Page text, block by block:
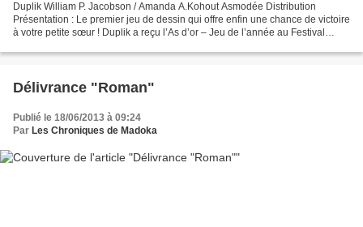
Duplik William P. Jacobson / Amanda A.Kohout Asmodée Distribution
Présentation : Le premier jeu de dessin qui offre enfin une chance de victoire
à votre petite sœur ! Duplik a reçu l’As d’or – Jeu de l’année au Festival
Délivrance "Roman"
Publié le 18/06/2013 à 09:24
Par Les Chroniques de Madoka